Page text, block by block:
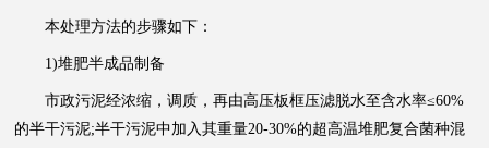
本处理方法的步骤如下：
1)堆肥半成品制备
市政污泥经浓缩，调质，再由高压板框压滤脱水至含水率≤60%
的半干污泥;半干污泥中加入其重量20-30%的超高温堆肥复合菌种混